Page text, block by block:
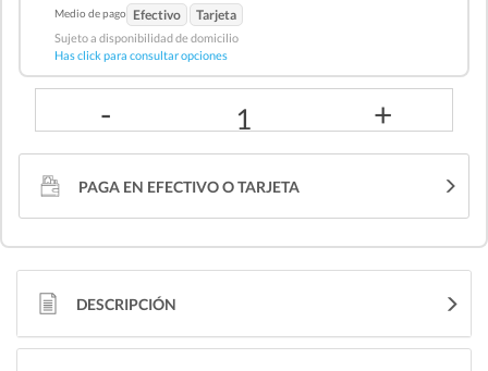
Medio de pago Efectivo Tarjeta
Sujeto a disponibilidad de domicilio
Has click para consultar opciones
- 1 +
PAGA EN EFECTIVO O TARJETA
DESCRIPCIÓN